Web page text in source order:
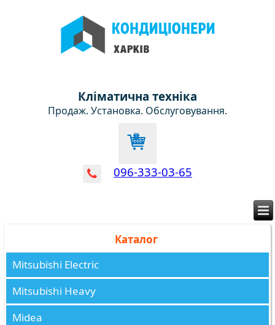
Кліматична техніка
Продаж. Установка. Обслуговування.
096-333-03-65
Каталог
Mitsubishi Electric
Mitsubishi Heavy
Midea